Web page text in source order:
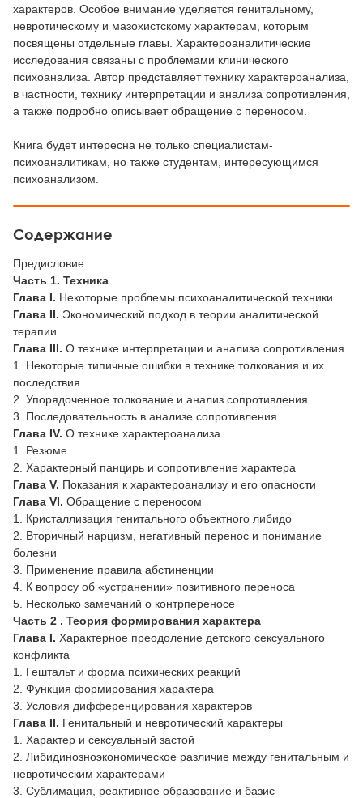
характеров. Особое внимание уделяется генитальному,
невротическому и мазохистскому характерам, которым
посвящены отдельные главы. Характероаналитические
исследования связаны с проблемами клинического
психоанализа. Автор представляет технику характероанализа,
в частности, технику интерпретации и анализа сопротивления,
а также подробно описывает обращение с переносом.
Книга будет интересна не только специалистам-
психоаналитикам, но также студентам, интересующимся
психоанализом.
Содержание
Предисловие
Часть 1. Техника
Глава I. Некоторые проблемы психоаналитической техники
Глава II. Экономический подход в теории аналитической
терапии
Глава III. О технике интерпретации и анализа сопротивления
1. Некоторые типичные ошибки в технике толкования и их
последствия
2. Упорядоченное толкование и анализ сопротивления
3. Последовательность в анализе сопротивления
Глава IV. О технике характероанализа
1. Резюме
2. Характерный панцирь и сопротивление характера
Глава V. Показания к характероанализу и его опасности
Глава VI. Обращение с переносом
1. Кристаллизация генитального объектного либидо
2. Вторичный нарцизм, негативный перенос и понимание
болезни
3. Применение правила абстиненции
4. К вопросу об «устранении» позитивного переноса
5. Несколько замечаний о контрпереносе
Часть 2 . Теория формирования характера
Глава I. Характерное преодоление детского сексуального
конфликта
1. Гештальт и форма психических реакций
2. Функция формирования характера
3. Условия дифференцирования характеров
Глава II. Генитальный и невротический характеры
1. Характер и сексуальный застой
2. Либидинозноэкономическое различие между генитальным и
невротическим характерами
3. Сублимация, реактивное образование и базис